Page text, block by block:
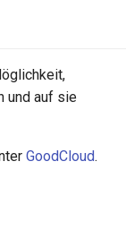
und auf sie
GoodCloud.